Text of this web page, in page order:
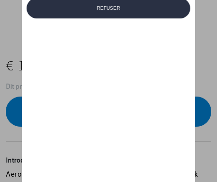
€ 147,95
Dit product is momenteel niet op stock
Introductie
Aerodynamisch dakdragersysteem voor een uitzonderlijk